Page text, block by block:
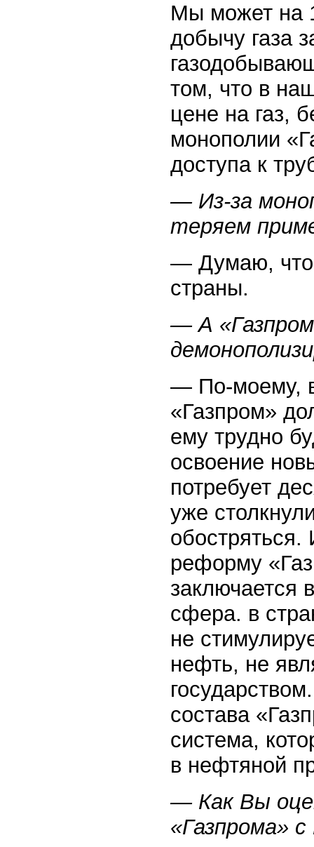
Мы может на
добычу газа
том, что в
цене на газ,
монополии
доступа к
— Из-за
теряем
— Думаю, что
страны.
— А
— По-моему, в
«Газпром»
ему трудно
освоение
потребует
уже
обостряться.
реформу
заключается
сфера. в
не
нефть, не
состава
система,
в нефтяной
— Как Вы
«Газпрома»